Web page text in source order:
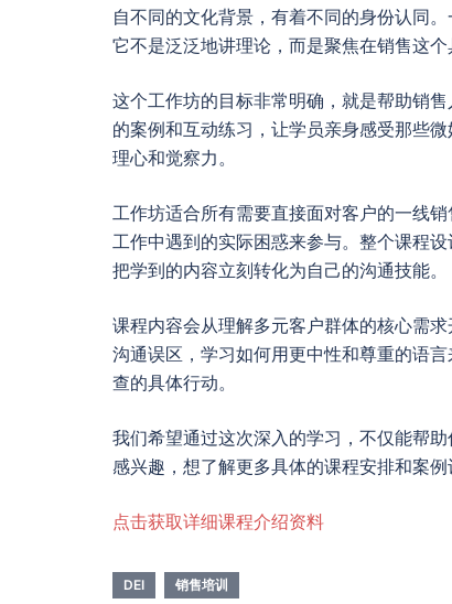
自不同的文化背景，有着不同的身份认同
它不是泛泛地讲理论，而是聚焦在销售这
这个工作坊的目标非常明确，就是帮助销
的案例和互动练习，让学员亲身感受那些
理心和觉察力。
工作坊适合所有需要直接面对客户的一线
工作中遇到的实际困惑来参与。整个课程
把学到的内容立刻转化为自己的沟通技能。
课程内容会从理解多元客户群体的核心需
沟通误区，学习如何用更中性和尊重的语
查的具体行动。
我们希望通过这次深入的学习，不仅能帮
感兴趣，想了解更多具体的课程安排和案
点击获取详细课程介绍资料
DEI 销售培训